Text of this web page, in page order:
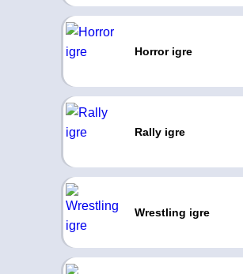
Horror igre
Rally igre
Wrestling igre